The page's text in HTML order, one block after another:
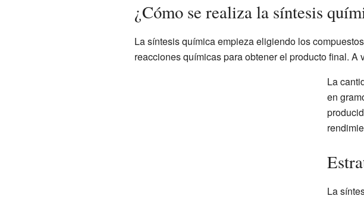
¿Cómo se realiza la síntesis
La síntesis química empieza eligiendo los
reacciones químicas para obtener el producto final.
La
en
La